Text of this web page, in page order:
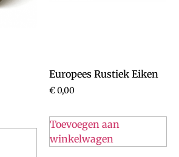
Europees Rustiek Eiken
€0,00
Toevoegen aan
winkelwagen